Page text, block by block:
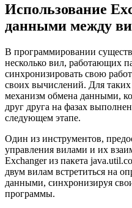
Использование
данными между
В программировании
несколько вил, работающих
синхронизировать свою
своих вычислений. Для таких
механизм обмена данными,
друг друга на фазах
следующем этапе.
Один из инструментов,
управления вилами и их
Exchanger из пакета
двум вилам встретиться на
данными, синхронизируя
программы.